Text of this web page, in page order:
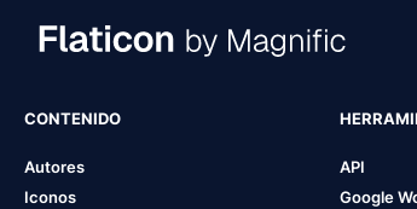
CONTENIDO
Autores
Iconos
API
Google